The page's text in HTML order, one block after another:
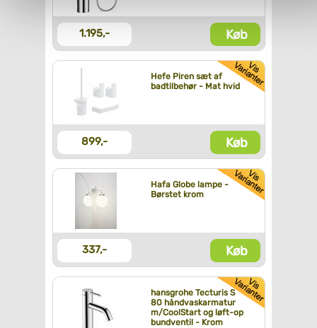
personoplysninger, ved at klikke
1.195,- Køb
Hefe Piren sæt af
badtilbehør - Mat hvid
899,- Køb
Hafa Globe lampe -
Børstet krom
337,- Køb
hansgrohe Tecturis S
80 håndvaskarmatur
m/CoolStart og løft-op
bundventil - Krom